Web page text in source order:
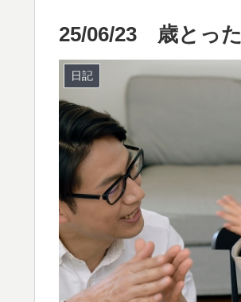
25/06/23 歳とった
日記